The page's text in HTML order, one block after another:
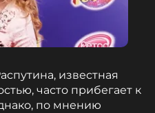
известная
часто прибегает к
по мнению